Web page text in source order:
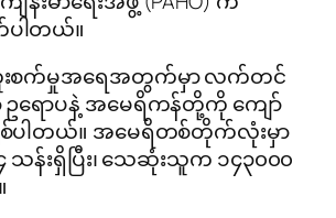
ါတယ်။
းစက်မှုအရေအတွက်မှာ လက်တင်
ရောပနဲ့ အမေရိကန်တို့ကို ကျော်
ြစ်ပါတယ်။ အမေရိတစ်တိုက်လုံးမှာ
န်းရှိပြီး၊ သေဆုံးသူက ၁၄၃၀၀၀